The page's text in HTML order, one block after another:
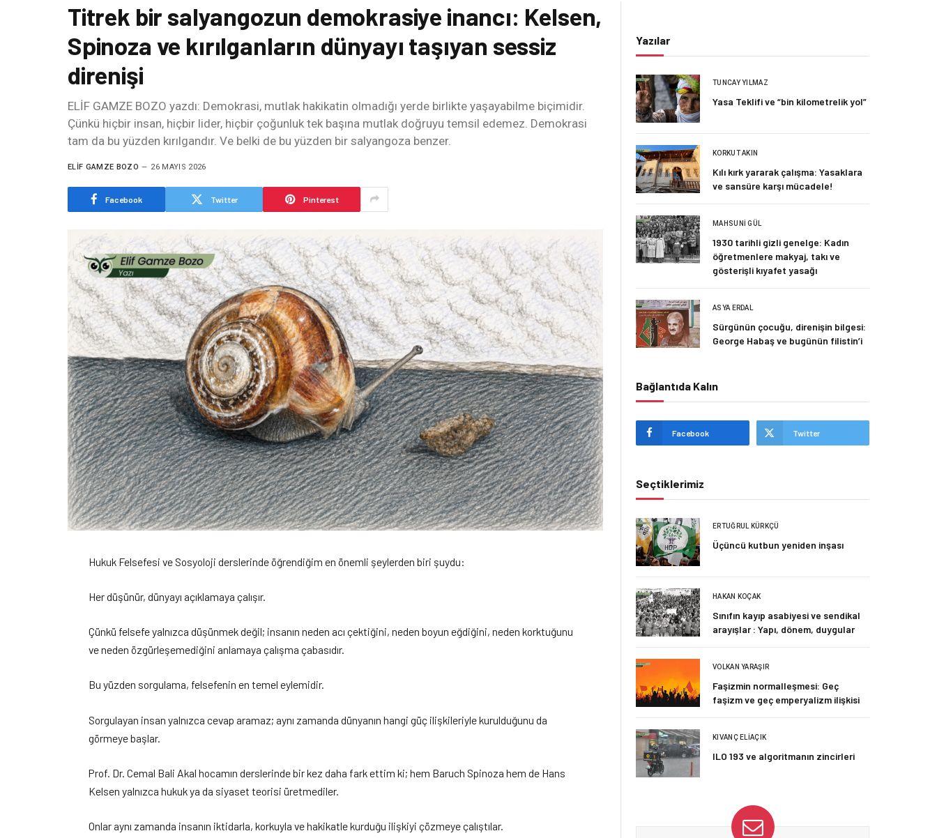
Titrek bir salyangozun demokrasiye inancı: Kelsen,
Spinoza ve kırılganların dünyayı taşıyan sessiz
direnişi
ELİF GAMZE BOZO yazdı: Demokrasi, mutlak hakikatin olmadığı yerde birlikte yaşayabilme biçimidir.
Çünkü hiçbir insan, hiçbir lider, hiçbir çoğunluk tek başına mutlak doğruyu temsil edemez. Demokrasi
tam da bu yüzden kırılgandır. Ve belki de bu yüzden bir salyangoza benzer.
ELIF GAMZE BOZO 26 MAYIS 2026
Facebook Twitter Pinterest
Hukuk Felsefesi ve Sosyoloji derslerinde öğrendiğim en önemli şeylerden biri şuydu:
Her düşünür, dünyayı açıklamaya çalışır.
Çünkü felsefe yalnızca düşünmek değil; insanın neden acı çektiğini, neden boyun eğdiğini, neden korktuğunu
ve neden özgürleşemediğini anlamaya çalışma çabasıdır.
Bu yüzden sorgulama, felsefenin en temel eylemidir.
Sorgulayan insan yalnızca cevap aramaz; aynı zamanda dünyanın hangi güç ilişkileriyle kurulduğunu da
görmeye başlar.
Prof. Dr. Cemal Bali Akal hocamın derslerinde bir kez daha fark ettim ki; hem Baruch Spinoza hem de Hans
Kelsen yalnızca hukuk ya da siyaset teorisi üretmediler.
Onlar aynı zamanda insanın iktidarla, korkuyla ve hakikatle kurduğu ilişkiyi çözmeye çalıştılar.
Yazılar
TUNCAY YILMAZ
Yasa Teklifi ve “bin kilometrelik yol”
KORKUT AKIN
Kılı kırk yararak çalışma: Yasaklara
ve sansüre karşı mücadele!
MAHSUNI GÜL
1930 tarihli gizli genelge: Kadın
öğretmenlere makyaj, takı ve
gösterişli kıyafet yasağı
ASYA ERDAL
Sürgünün çocuğu, direnişin bilgesi:
George Habaş ve bugünün filistin’i
Bağlantıda Kalın
Facebook Twitter
Seçtiklerimiz
ERTUĞRUL KÜRKÇÜ
Üçüncü kutbun yeniden inşası
HAKAN KOÇAK
Sınıfın kayıp asabiyesi ve sendikal
arayışlar : Yapı, dönem, duygular
VOLKAN YARAŞIR
Faşizmin normalleşmesi: Geç
faşizm ve geç emperyalizm ilişkisi
KIVANÇ ELIAÇIK
ILO 193 ve algoritmanın zincirleri